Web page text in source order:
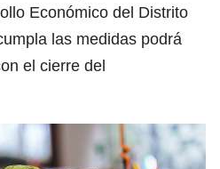
Económico del Distrito
las medidas podrá
el cierre del